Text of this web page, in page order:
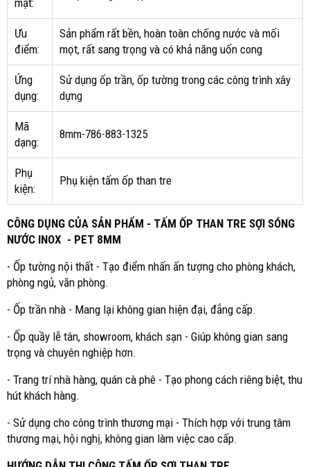
mặt:
Ưu
điểm:
Sản phẩm rất bền, hoàn toàn chống nước và mối
mọt, rất sang trọng và có khả năng uốn cong
Ứng
dụng:
Sử dụng ốp trần, ốp tường trong các công trình xây
dựng
Mã
dạng:
8mm-786-883-1325
Phụ
kiện:
Phụ kiện tấm ốp than tre
CÔNG DỤNG CỦA SẢN PHẨM - TẤM ỐP THAN TRE SỢI SÓNG
NƯỚC INOX - PET 8MM
- Ốp tường nội thất - Tạo điểm nhấn ấn tượng cho phòng khách,
phòng ngủ, văn phòng.
- Ốp trần nhà - Mang lại không gian hiện đại, đẳng cấp.
- Ốp quầy lễ tân, showroom, khách sạn - Giúp không gian sang
trọng và chuyên nghiệp hơn.
- Trang trí nhà hàng, quán cà phê - Tạo phong cách riêng biệt, thu
hút khách hàng.
- Sử dụng cho công trình thương mại - Thích hợp với trung tâm
thương mại, hội nghị, không gian làm việc cao cấp.